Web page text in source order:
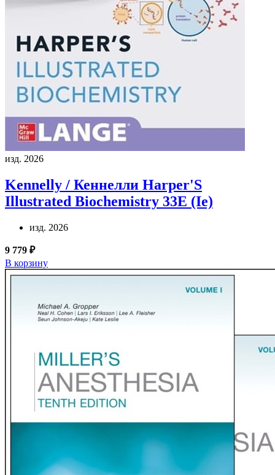
изд. 2026
Kennelly / Кеннелли Harper'S
Illustrated Biochemistry 33E (Ie)
изд. 2026
9 779 ₽
В корзину